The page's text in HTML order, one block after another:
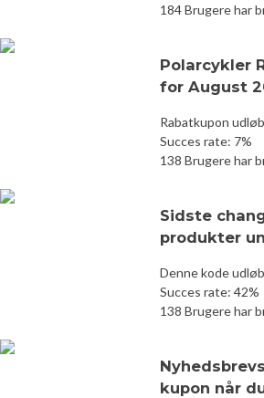
184 Brugere har
Polarcykler
for August
Rabatkupon
Succes rate: 7%
138 Brugere har
Sidste
produkter
Denne kode
Succes rate: 42%
138 Brugere har
kupon når